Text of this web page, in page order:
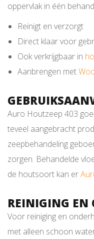
oppervlak in één
Reinigt en verzorgt
Direct klaar voor
Ook verkrijgbaar in
Aanbrengen met
Auro Houtzeep 403
teveel aangebracht
zeepbehandeling
zorgen. Behandelde
de houtsoort kan er
REINIGING EN
Voor reiniging en
met alleen schoon